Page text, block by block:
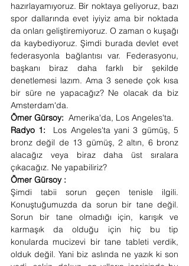
hazırlayamıyoruz. Bir noktaya geliyoruz, bazı
spor dallarında evet iyiyiz ama bir noktada
da onları geliştiremiyoruz. O zaman o kuşağı
da kaybediyoruz. Şimdi burada devlet evet
federasyonla bağlantısı var. Federasyonu,
başkanı biraz daha farklı bir şekilde
denetlemesi lazım. Ama 3 senede çok kısa
bir süre ne yapacağız? Ne olacak da biz
Amsterdam'da.
Ömer Gürsoy: Amerika'da, Los Angeles'ta.
Radyo 1: Los Angeles'ta yani 3 gümüş, 5
bronz değil de 13 gümüş, 2 altın, 6 bronz
alacağız veya biraz daha üst sıralara
çıkacağız. Ne yapabiliriz?
Ömer Gürsoy :
Şimdi tabii sorun geçen tenisle ilgili.
Konuştuğumuzda da sorun bir tane değil.
Sorun bir tane olmadığı için, karışık ve
karmaşık da olduğu için hiç bu tip
konularda mucizevi bir tane tableti verdik,
olduk değil. Yani biz aslında ne yazık ki son